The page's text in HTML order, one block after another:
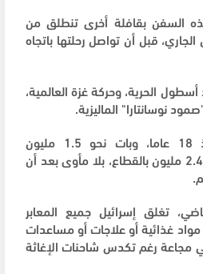
السفن بقافلة أخرى تنطلق من
أيلول الجاري، قبل أن تواصل رحلتها باتجاه
الحرية، وحركة غزة العالمية،
نوسانتارا" الماليزية.
وتحاصر إسرائيل غزة منذ 18 عاما، وبات نحو 1.5 مليون
فلسطيني من أصل حوالي 2.4 مليون بالقطاع، بلا مأوى بعد أن
تغلق إسرائيل جميع المعابر
مواد غذائية أو علاجات أو مساعدات
مجاعة رغم تكدس شاحنات الإغاثة